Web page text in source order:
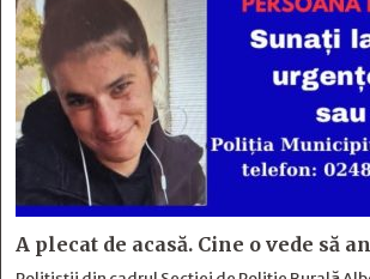
A plecat de acasă. Cine o vede să